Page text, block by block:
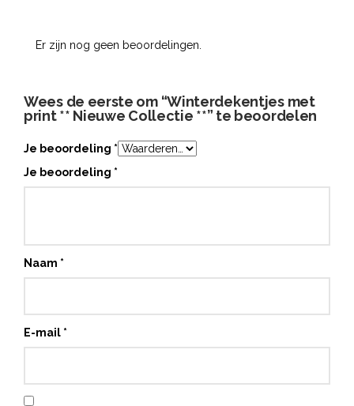
Er zijn nog geen beoordelingen.
Wees de eerste om “Winterdekentjes met
print ** Nieuwe Collectie **” te beoordelen
Je beoordeling *
Je beoordeling *
Naam *
E-mail *